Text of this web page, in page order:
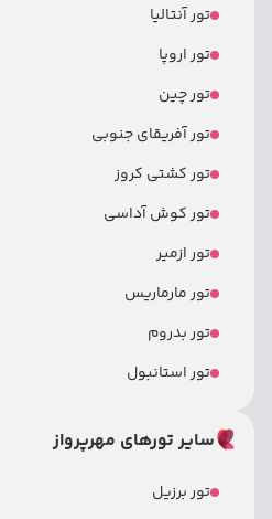
تور آنتالیا
تور اروپا
تور چین
تور آفریقای جنوبی
تور کشتی کروز
تور کوش آداسی
تور ازمیر
تور مارماریس
تور بدروم
تور استانبول
سایر تورهای مهرپرواز
تور برزیل